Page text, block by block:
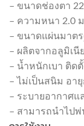
– ขนาดช่องตา
– ความหนา 2.0
– ขนาดแผ่นมาต
– ผลิตจากอลูมิเ
– น้ำหนักเบา ติดตั้
– ไม่เป็นสนิม อา
– ระบายอากาศแ
– สามารถนำไป